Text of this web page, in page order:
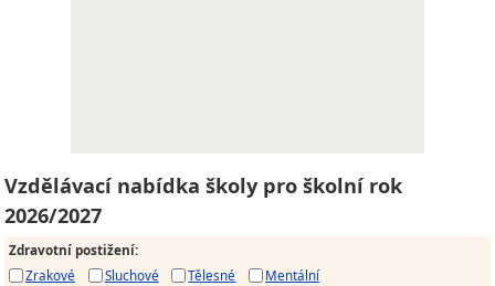
Vzdělávací nabídka školy pro školní rok
2026/2027
Zdravotní postižení:
Zrakové
Sluchové Tělesné
Mentální